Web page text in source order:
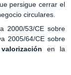
persigue cerrar el
circulares.
2000/53/CE sobre
2005/64/CE sobre
en la